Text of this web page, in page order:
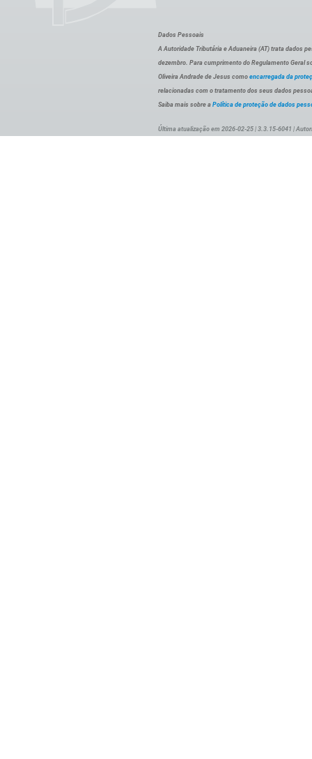
Dados Pessoais
A Autoridade Tributária e Aduaneira (AT) trata dados
dezembro. Para cumprimento do Regulamento Geral
Oliveira Andrade de Jesus como encarregada da
relacionadas com o tratamento dos seus dados
Saiba mais sobre a Política de proteção de dados
Última atualização em 2026-02-25 | 3.3.15-6041 |